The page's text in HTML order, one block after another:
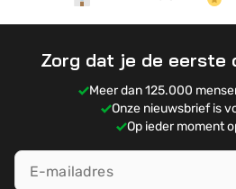
Zorg dat je de eerste
Meer dan 125.000
Onze nieuwsbrief is
Op ieder moment